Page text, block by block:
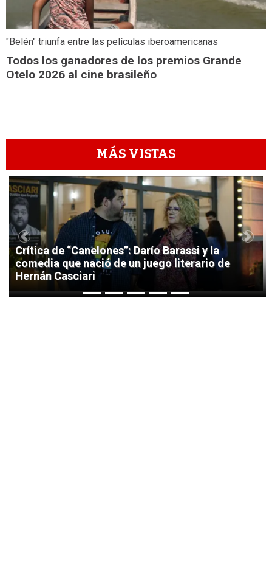
"Belén" triunfa entre las películas iberoamericanas
Todos los ganadores de los premios Grande
Otelo 2026 al cine brasileño
MÁS VISTAS
1
Crítica de “Canelones”: Darío Barassi y la
comedia que nació de un juego literario de
Hernán Casciari
Previous Next